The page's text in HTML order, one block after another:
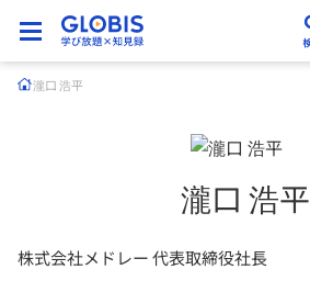
瀧口 浩平
瀧口 浩平
株式会社メドレー 代表取締役社長